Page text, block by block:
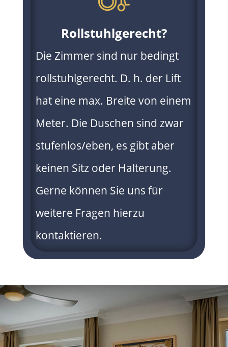
Rollstuhlgerecht?
Die Zimmer sind nur bedingt
rollstuhlgerecht. D. h. der Lift
hat eine max. Breite von einem
Meter. Die Duschen sind zwar
stufenlos/eben, es gibt aber
keinen Sitz oder Halterung.
Gerne können Sie uns für
weitere Fragen hierzu
kontaktieren.